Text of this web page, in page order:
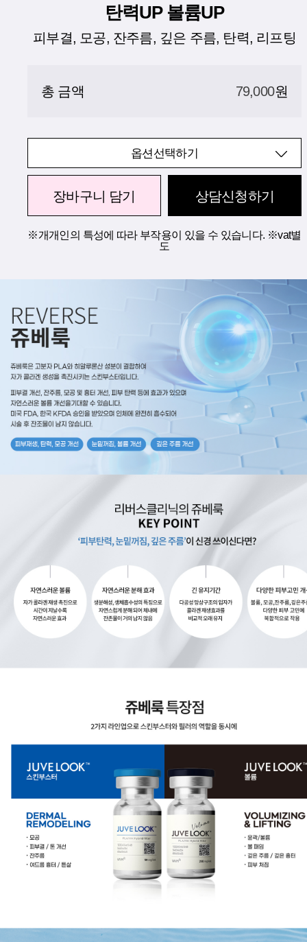
탄력UP 볼륨UP
피부결, 모공, 잔주름, 깊은 주름, 탄력, 리프팅
총 금액 79,000원
옵션선택하기
장바구니 담기 상담신청하기
※개개인의 특성에 따라 부작용이 있을 수 있습니다. ※vat별
도